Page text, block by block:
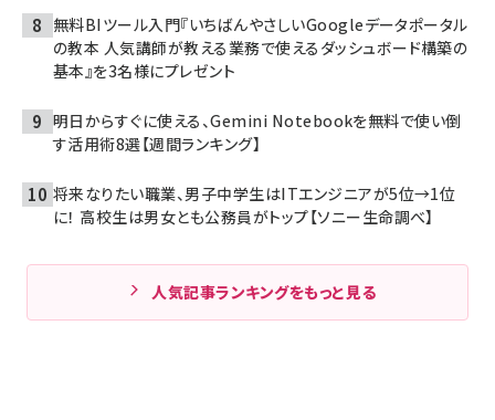
無料BIツール入門『いちばんやさしいGoogleデータポータル
の教本 人気講師が教える業務で使えるダッシュボード構築の
基本』を3名様にプレゼント
明日からすぐに使える、Gemini Notebookを無料で使い倒
す活用術8選【週間ランキング】
将来なりたい職業、男子中学生はITエンジニアが5位→1位
に！ 高校生は男女とも公務員がトップ【ソニー生命調べ】
人気記事ランキングをもっと見る